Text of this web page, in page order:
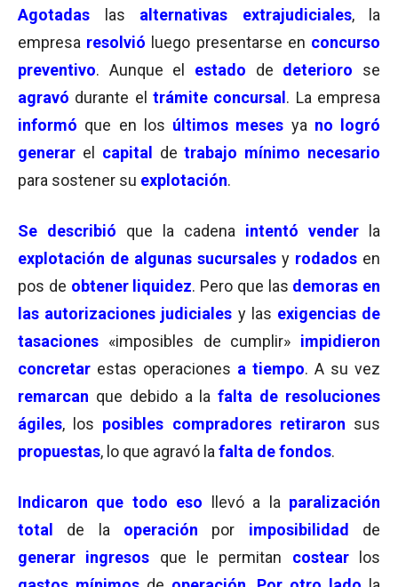
Agotadas las alternativas extrajudiciales, la
empresa resolvió luego presentarse en concurso
preventivo. Aunque el estado de deterioro se
agravó durante eltrámite concursal . La empresa
informó que en los últimos meses ya no logró
generar el capital de trabajo mínimo necesario
para sostener su explotación.
Se describió que la cadena intentó vender
la
explotación de algunas sucursales y rodados en
pos de obtener liquidez. Pero que las demoras en
las autorizaciones judiciales y las exigencias de
tasaciones «imposibles de cumplir» impidieron
concretar estas operaciones a tiempo. A su vez
remarcan que debido a lafalta de resoluciones
ágiles, los posibles compradores retiraron sus
propuestas, lo que agravó la falta de fondos.
Indicaron que todo eso llevó a la paralización
total
de la operación por imposibilidad
de
generar ingresos que le permitan costear
los